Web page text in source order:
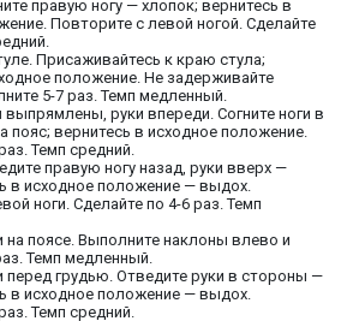
правую ногу — хлопок; вернитесь в
Повторите с левой ногой. Сделайте
Присаживайтесь к краю стула;
положение. Не задерживайте
5-7 раз. Темп медленный.
руки впереди. Согните ноги в
пояс; вернитесь в исходное положение.
Темп средний.
правую ногу назад, руки вверх —
в исходное положение — выдох.
ноги. Сделайте по 4-6 раз. Темп
на поясе. Выполните наклоны влево и
Темп медленный.
перед грудью. Отведите руки в стороны —
в исходное положение — выдох.
Темп средний.